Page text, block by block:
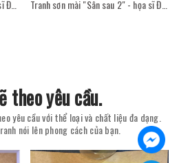
theo yêu cầu.
yêu cầu với thể loại và chất liệu đa dạng.
nói lên phong cách của bạn.